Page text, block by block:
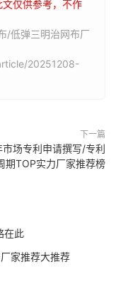
仅供参考，不作
/低弹三明治网布厂
20251208-
下一篇
场专利申请撰写/专利
期TOP实力厂家推荐榜
在此
家推荐大推荐